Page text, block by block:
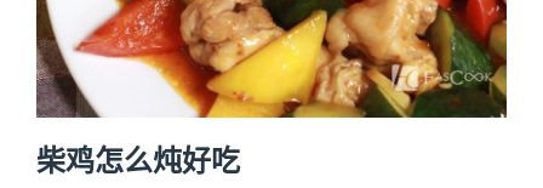
柴鸡怎么炖好吃